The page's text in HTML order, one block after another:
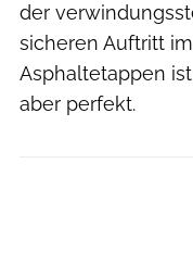
der
sicheren Auftritt
Asphaltetappen
aber perfekt.